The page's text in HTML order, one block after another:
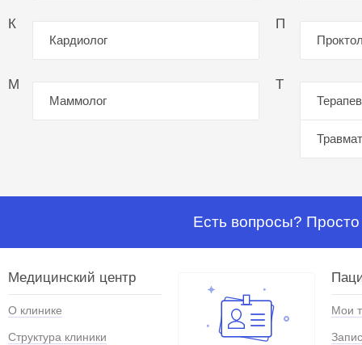
К
Кардиолог
М
Маммолог
П
Т
Есть вопросы?
Медицинский центр
О клинике
Структура клиники
Мои